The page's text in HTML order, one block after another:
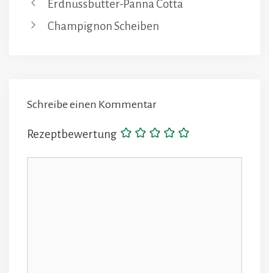
Erdnussbutter-Panna Cotta
Champignon Scheiben
Schreibe einen Kommentar
Rezeptbewertung